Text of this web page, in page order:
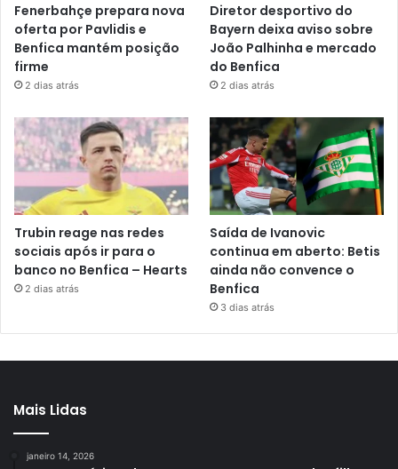
Fenerbahçe prepara nova
oferta por Pavlidis e
Benfica mantém posição
firme
2 dias atrás
Diretor desportivo do
Bayern deixa aviso sobre
João Palhinha e mercado
do Benfica
2 dias atrás
Trubin reage nas redes
sociais após ir para o
banco no Benfica – Hearts
2 dias atrás
Saída de Ivanovic
continua em aberto: Betis
ainda não convence o
Benfica
3 dias atrás
Mais Lidas
janeiro 14, 2026